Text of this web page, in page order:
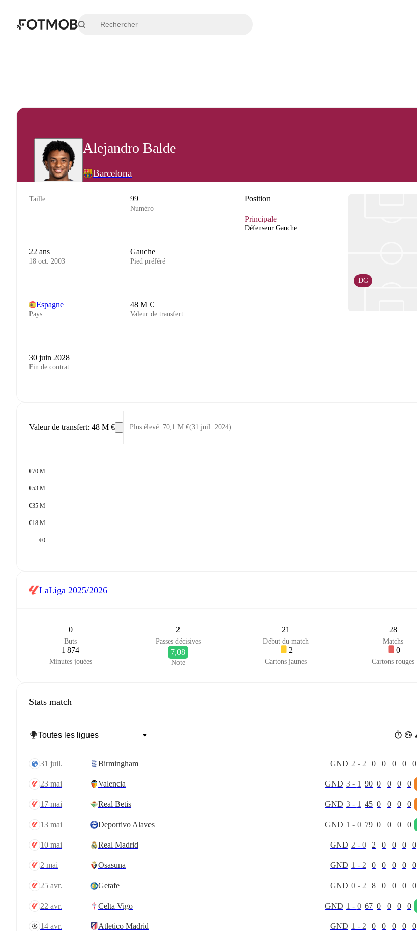
Alejandro Balde
Barcelona
Taille 99
Numéro
22 ans
18 oct. 2003
Gauche
Pied préféré
Espagne
Pays
48 M €
Valeur de transfert
30 juin 2028
Fin de contrat
Position
Principale
Défenseur Gauche
DG
Valeur de transfert: 48 M € Plus élevé: 70,1 M €(31 juil. 2024)
€70 M
€53 M
€35 M
€18 M
€0
LaLiga 2025/2026
0
Buts
2
Passes décisives
21
Début du match
28
Matchs
1 874
Minutes jouées
7,08
Note
2
Cartons jaunes
0
Cartons rouges
Stats match
31 juil. Birmingham GND 2 - 2 0 0 0 0 0
23 mai Valencia GND 3- 1 90 0 0 0 0
17 mai Real Betis GND 3- 1 45 0 0 0 0
13 mai Deportivo Alaves GND 1 - 0 79 0 0 0 0
10 mai Real Madrid GND 2 - 0 2 0 0 0 0
2 mai Osasuna GND 1 - 2 0 0 0 0 0
25 avr. Getafe GND 0- 2 8 0 0 0 0
22 avr. Celta Vigo GND 1 - 0 67 0 0 0 0
14 avr. Atletico Madrid GND 1 - 2 0 0 0 0 0